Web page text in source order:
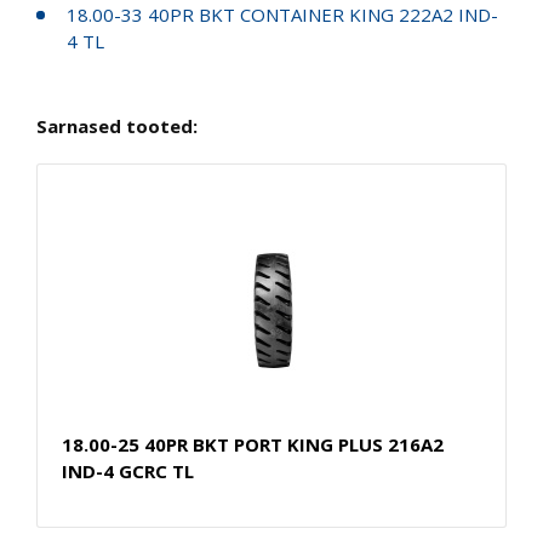
18.00-33 40PR BKT CONTAINER KING 222A2 IND-
4 TL
Sarnased tooted:
18.00-25 40PR BKT PORT KING PLUS 216A2
IND-4 GCRC TL